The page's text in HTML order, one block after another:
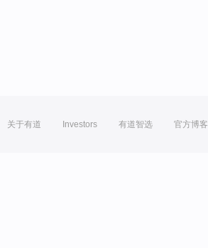
关于有道 Investors 有道智选 官方博客